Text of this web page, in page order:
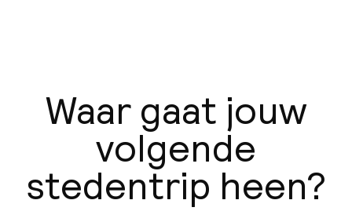
Waar gaat jouw
volgende
stedentrip heen?